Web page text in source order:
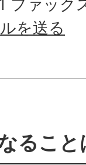
ファッ
を送る
るこ